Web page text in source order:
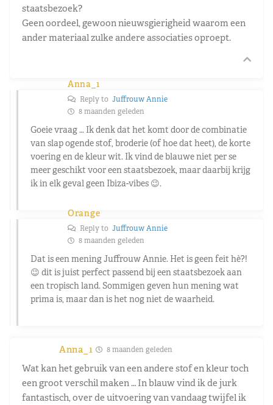
staatsbezoek?
Geen oordeel, gewoon nieuwsgierigheid waarom een
ander materiaal zulke andere associaties oproept.
Anna_1
Reply to Juffrouw Annie
8 maanden geleden
Goeie vraag … Ik denk dat het komt door de combinatie
van slap ogende stof, broderie (of hoe dat heet), de korte
voering en de kleur wit. Ik vind de blauwe niet per se
meer geschikt voor een staatsbezoek, maar daarbij krijg
ik in elk geval geen Ibiza-vibes 😉.
Orange
Reply to Juffrouw Annie
8 maanden geleden
Dat is een mening Juffrouw Annie. Het is geen feit hè?!
😉 dit is juist perfect passend bij een staatsbezoek aan
een tropisch land. Sommigen geven hun mening wat
prima is, maar dan is het nog niet de waarheid.
Anna_1 8 maanden geleden
Wat kan het gebruik van een andere stof en kleur toch
een groot verschil maken … In blauw vind ik de jurk
fantastisch, over de uitvoering van vandaag twijfel ik